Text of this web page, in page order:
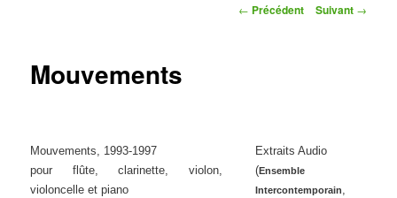
Navigation
← Précédent Suivant →
Mouvements
Mouvements, 1993-1997
pour flûte, clarinette, violon,
violoncelle et piano
Extraits Audio
(Ensemble
Intercontemporain,